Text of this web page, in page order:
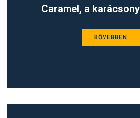
Caramel, a
BŐVEBBEN